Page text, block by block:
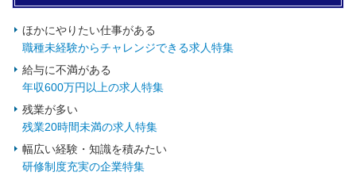
ほかにやりたい仕事がある
職種未経験からチャレンジできる求人特集
給与に不満がある
年収600万円以上の求人特集
残業が多い
残業20時間未満の求人特集
幅広い経験・知識を積みたい
研修制度充実の企業特集